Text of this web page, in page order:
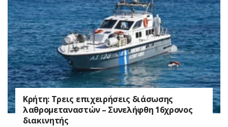
Κρήτη: Τρεις επιχειρήσεις διάσωσης
λαθρομεταναστών – Συνελήφθη 16χρονος
διακινητής